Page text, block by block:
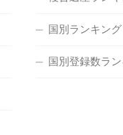
国別ランキング
国別登録数ラ